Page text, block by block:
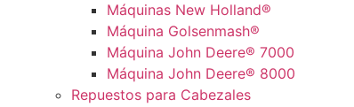
Máquinas New Holland®
Máquina Golsenmash®
Máquina John Deere® 7000
Máquina John Deere® 8000
Repuestos para Cabezales